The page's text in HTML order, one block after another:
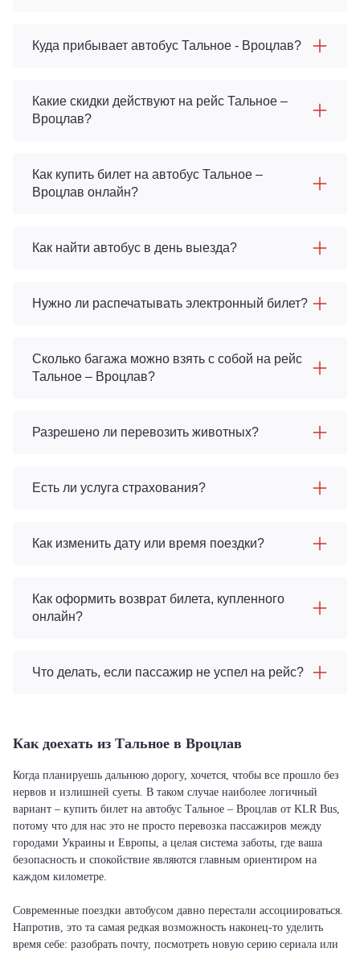
Куда прибывает автобус Тальное - Вроцлав?
Какие скидки действуют на рейс Тальное –
Вроцлав?
Как купить билет на автобус Тальное –
Вроцлав онлайн?
Как найти автобус в день выезда?
Нужно ли распечатывать электронный билет?
Сколько багажа можно взять с собой на рейс
Тальное – Вроцлав?
Разрешено ли перевозить животных?
Есть ли услуга страхования?
Как изменить дату или время поездки?
Как оформить возврат билета, купленного
онлайн?
Что делать, если пассажир не успел на рейс?
Как доехать из Тальное в Вроцлав
Когда планируешь дальнюю дорогу, хочется, чтобы все прошло без
нервов и излишней суеты. В таком случае наиболее логичный
вариант – купить билет на автобус Тальное – Вроцлав от KLR Bus,
потому что для нас это не просто перевозка пассажиров между
городами Украины и Европы, а целая система заботы, где ваша
безопасность и спокойствие являются главным ориентиром на
каждом километре.
Современные поездки автобусом давно перестали ассоциироваться.
Напротив, это та самая редкая возможность наконец-то уделить
время себе: разобрать почту, посмотреть новую серию сериала или